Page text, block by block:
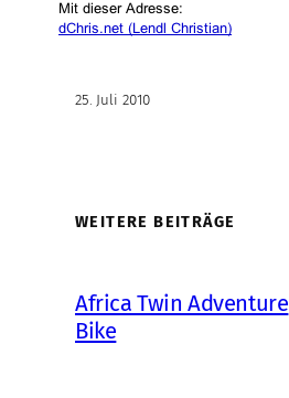
25. Juli 2010
WEITERE BEITRÄGE
Africa Twin Adventure
Bike